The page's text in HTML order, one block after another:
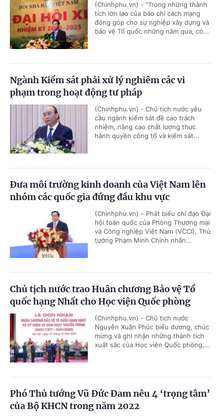
(Chinhphu.vn) - "Trong những thành
tích lớn lao của báo chí cách mạng
đóng góp cho sự nghiệp xây dựng và
bảo vệ Tổ quốc những năm qua, có...
Ngành Kiểm sát phải xử lý nghiêm các vi
phạm trong hoạt động tư pháp
(Chinhphu.vn) - Chủ tịch nước yêu
cầu ngành kiểm sát đề cao trách
nhiệm, nâng cao chất lượng thực
hành quyền công tố và kiểm sát...
Đưa môi trường kinh doanh của Việt Nam lên
nhóm các quốc gia đứng đầu khu vực
(Chinhphu.vn) – Phát biểu chỉ đạo Đại
hội toàn quốc của Phòng Thương mại
và Công nghiệp Việt Nam (VCCI), Thủ
tướng Phạm Minh Chính nhấn...
Chủ tịch nước trao Huân chương Bảo vệ Tổ
quốc hạng Nhất cho Học viện Quốc phòng
(Chinhphu.vn) - Chủ tịch nước
Nguyễn Xuân Phúc biểu dương, chúc
mừng và ghi nhận những thành tích
xuất sắc của Học viện Quốc phòng,...
Phó Thủ tướng Vũ Đức Đam nêu 4 ‘trọng tâm’
của Bộ KHCN trong năm 2022